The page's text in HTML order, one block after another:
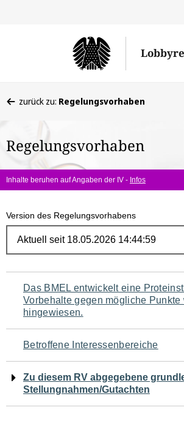
befinden
hier:
zurück zu: Regelungsvorhaben
Regelungsvorhaben
Inhalte beruhen auf Angaben der IV - Infos
Version des Regelungsvorhabens
Navigation
für
den
Seiteninhalt
Das BMEL entwickelt eine
Vorbehalte gegen mögliche Punkte
hingewiesen.
Betroffene Interessenbereiche
Zu diesem RV abgegebene
Stellungnahmen/Gutachten